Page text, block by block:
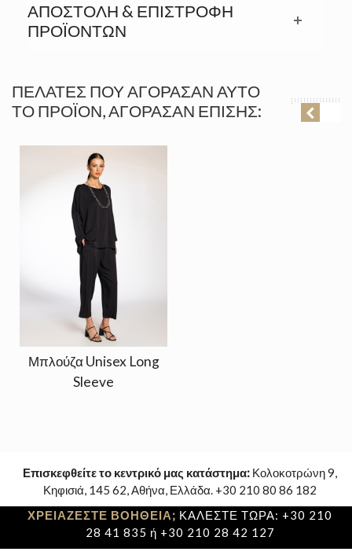
ΑΠΟΣΤΟΛΉ & ΕΠΙΣΤΡΟΦΉ
ΠΡΟΪΟΝΤΩΝ
ΠΕΛΆΤΕΣ ΠΟΥ ΑΓΌΡΑΣΑΝ ΑΥΤΌ
ΤΟ ΠΡΟΪΌΝ, ΑΓΌΡΑΣΑΝ ΕΠΊΣΗΣ:
Μπλούζα Unisex Long
Sleeve
Επισκεφθείτε το κεντρικό μας κατάστημα: Κολοκοτρώνη 9,
Κηφισιά, 145 62, Αθήνα, Ελλάδα. +30 210 80 86 182
ΧΡΕΙΑΖΕΣΤΕ ΒΟΗΘΕΙΑ; ΚΑΛΕΣΤΕ ΤΩΡΑ: +30 210
28 41 835 ή +30 210 28 42 127